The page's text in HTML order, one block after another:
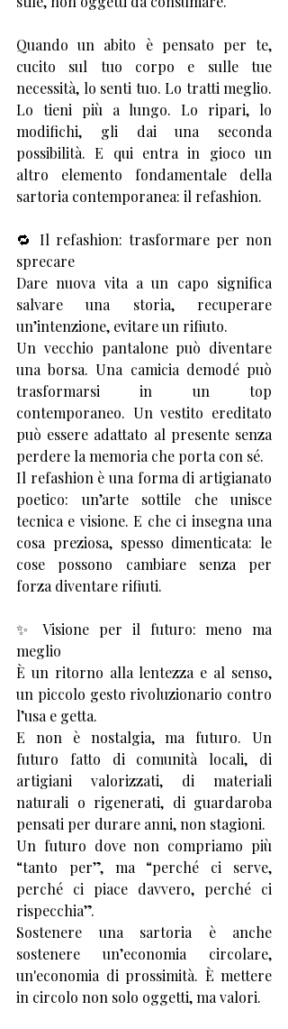
Quando un abito è pensato per te,
cucito sul tuo corpo e sulle tue
necessità, lo senti tuo. Lo tratti meglio.
Lo tieni più a lungo. Lo ripari, lo
modifichi, gli dai una seconda
possibilità. E qui entra in gioco un
altro elemento fondamentale della
sartoria contemporanea: il refashion.
🔁 Il refashion: trasformare per non
sprecare
Dare nuova vita a un capo significa
salvare una storia, recuperare
un’intenzione, evitare un rifiuto.
Un vecchio pantalone può diventare
una borsa. Una camicia demodé può
trasformarsi in un top
contemporaneo. Un vestito ereditato
può essere adattato al presente senza
perdere la memoria che porta con sé.
Il refashion è una forma di artigianato
poetico: un’arte sottile che unisce
tecnica e visione. E che ci insegna una
cosa preziosa, spesso dimenticata: le
cose possono cambiare senza per
forza diventare rifiuti.
✨ Visione per il futuro: meno ma
meglio
È un ritorno alla lentezza e al senso,
un piccolo gesto rivoluzionario contro
l’usa e getta.
E non è nostalgia, ma futuro. Un
futuro fatto di comunità locali, di
artigiani valorizzati, di materiali
naturali o rigenerati, di guardaroba
pensati per durare anni, non stagioni.
Un futuro dove non compriamo più
“tanto per”, ma “perché ci serve,
perché ci piace davvero, perché ci
rispecchia”.
Sostenere una sartoria è anche
sostenere un’economia circolare,
un'economia di prossimità. È mettere
in circolo non solo oggetti, ma valori.